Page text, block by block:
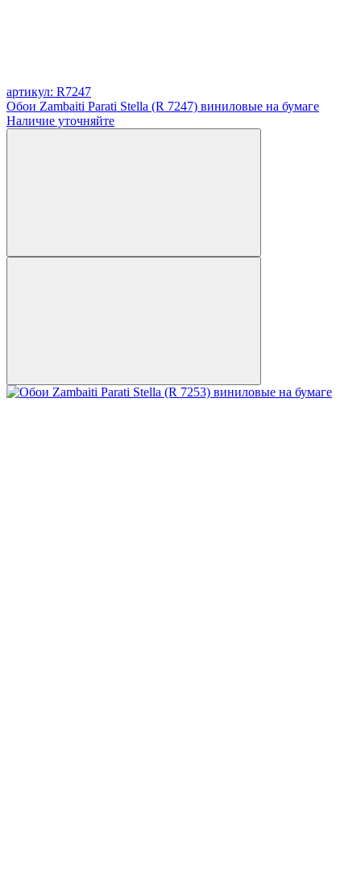
артикул: R7247
Обои Zambaiti Parati Stella (R 7247) виниловые на бумаге
Наличие уточняйте